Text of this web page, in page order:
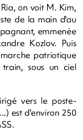
on voit M. Kim,
de la main d'au
emmenée
Kozlov. Puis
patriotique
sous un ciel
vers le poste-
est d'environ 250